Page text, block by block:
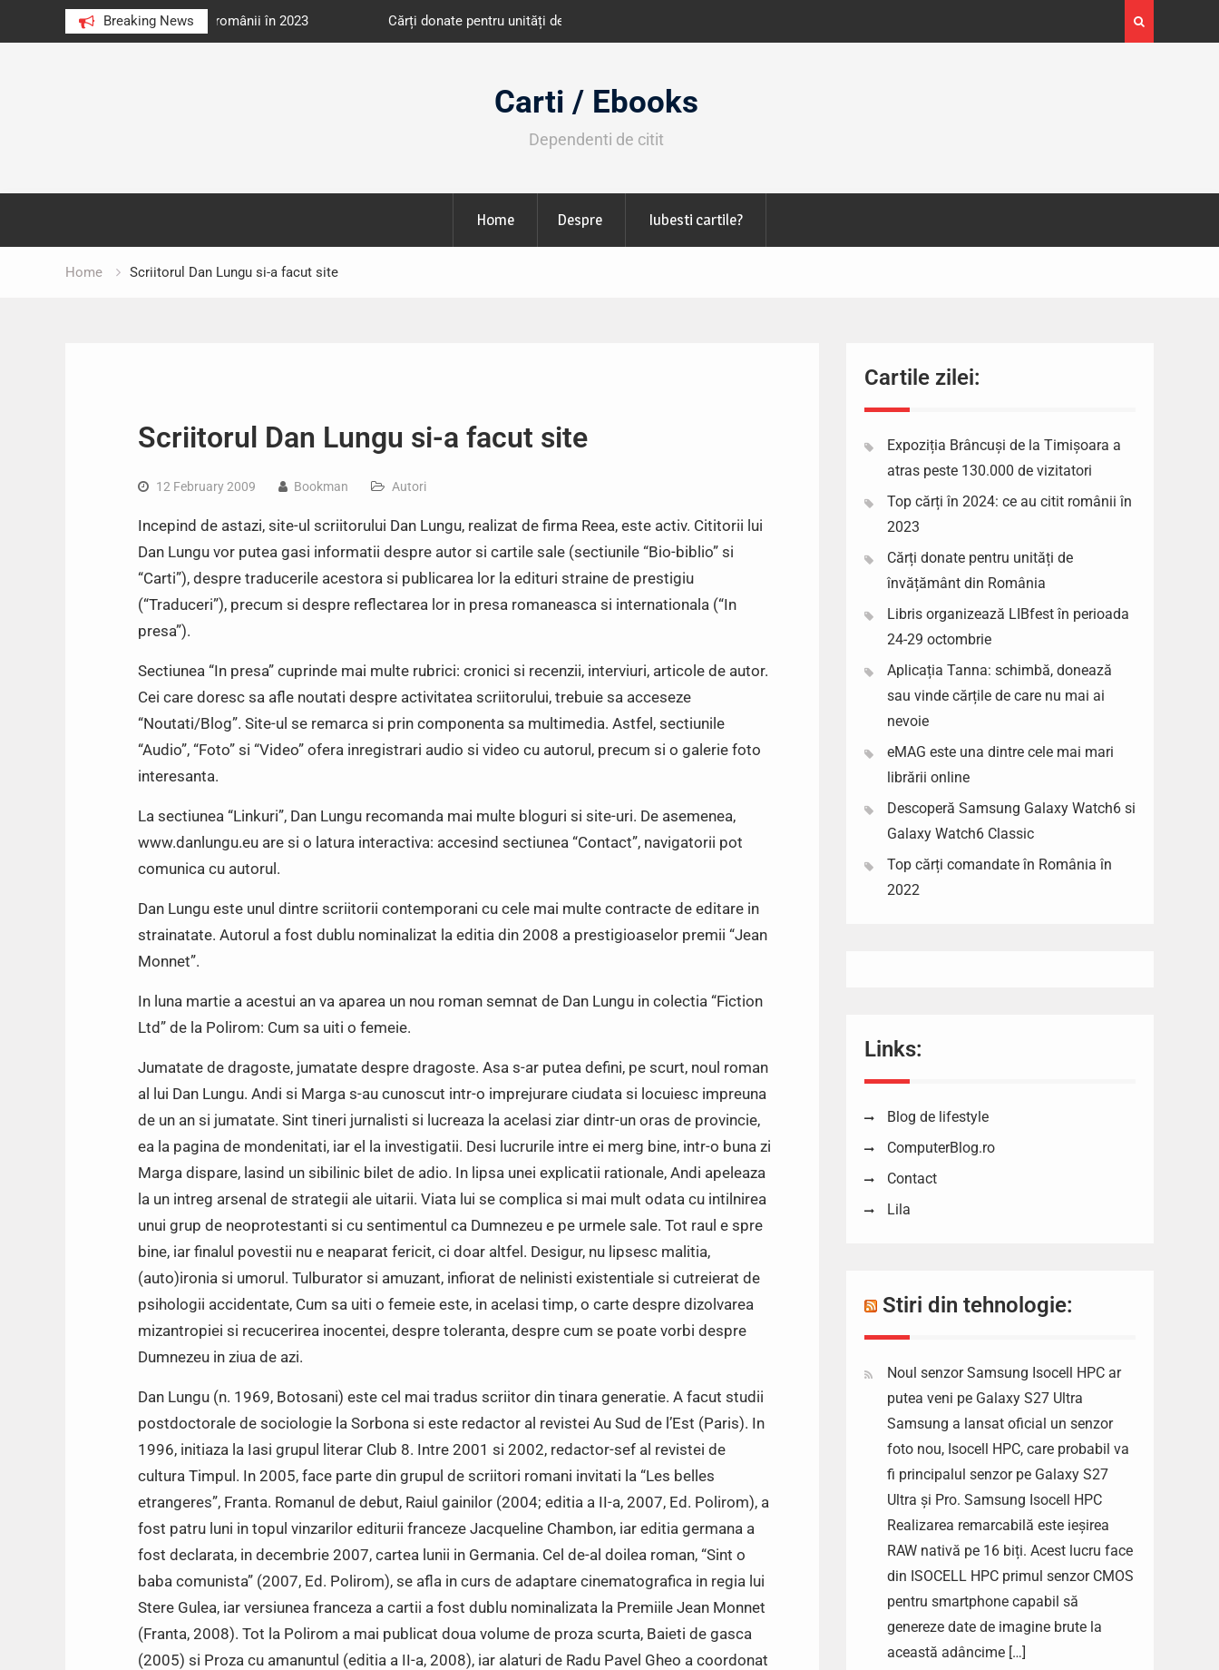
Breaking News
au citit românii în 2023 Cărți donate pentru unități de învățământ din România
octombrie
Expoziția Brâncuși de la Timișoara a atras peste
130.000 de vizitatori
Carti / Ebooks
Dependenti de citit
Home Despre Iubesti cartile?
Home Scriitorul Dan Lungu si-a facut site
Scriitorul Dan Lungu si-a facut site
12 February 2009 Bookman Autori
Incepind de astazi, site-ul scriitorului Dan Lungu, realizat de firma Reea, este activ. Cititorii lui
Dan Lungu vor putea gasi informatii despre autor si cartile sale (sectiunile “Bio-biblio” si
“Carti”), despre traducerile acestora si publicarea lor la edituri straine de prestigiu
(“Traduceri”), precum si despre reflectarea lor in presa romaneasca si internationala (“In
presa”).
Sectiunea “In presa” cuprinde mai multe rubrici: cronici si recenzii, interviuri, articole de autor.
Cei care doresc sa afle noutati despre activitatea scriitorului, trebuie sa acceseze
“Noutati/Blog”. Site-ul se remarca si prin componenta sa multimedia. Astfel, sectiunile
“Audio”, “Foto” si “Video” ofera inregistrari audio si video cu autorul, precum si o galerie foto
interesanta.
La sectiunea “Linkuri”, Dan Lungu recomanda mai multe bloguri si site-uri. De asemenea,
www.danlungu.eu are si o latura interactiva: accesind sectiunea “Contact”, navigatorii pot
comunica cu autorul.
Dan Lungu este unul dintre scriitorii contemporani cu cele mai multe contracte de editare in
strainatate. Autorul a fost dublu nominalizat la editia din 2008 a prestigioaselor premii “Jean
Monnet”.
In luna martie a acestui an va aparea un nou roman semnat de Dan Lungu in colectia “Fiction
Ltd” de la Polirom: Cum sa uiti o femeie.
Jumatate de dragoste, jumatate despre dragoste. Asa s-ar putea defini, pe scurt, noul roman
al lui Dan Lungu. Andi si Marga s-au cunoscut intr-o imprejurare ciudata si locuiesc impreuna
de un an si jumatate. Sint tineri jurnalisti si lucreaza la acelasi ziar dintr-un oras de provincie,
ea la pagina de mondenitati, iar el la investigatii. Desi lucrurile intre ei merg bine, intr-o buna zi
Marga dispare, lasind un sibilinic bilet de adio. In lipsa unei explicatii rationale, Andi apeleaza
la un intreg arsenal de strategii ale uitarii. Viata lui se complica si mai mult odata cu intilnirea
unui grup de neoprotestanti si cu sentimentul ca Dumnezeu e pe urmele sale. Tot raul e spre
bine, iar finalul povestii nu e neaparat fericit, ci doar altfel. Desigur, nu lipsesc malitia,
(auto)ironia si umorul. Tulburator si amuzant, infiorat de nelinisti existentiale si cutreierat de
psihologii accidentate, Cum sa uiti o femeie este, in acelasi timp, o carte despre dizolvarea
mizantropiei si recucerirea inocentei, despre toleranta, despre cum se poate vorbi despre
Dumnezeu in ziua de azi.
Dan Lungu (n. 1969, Botosani) este cel mai tradus scriitor din tinara generatie. A facut studii
postdoctorale de sociologie la Sorbona si este redactor al revistei Au Sud de l’Est (Paris). In
1996, initiaza la Iasi grupul literar Club 8. Intre 2001 si 2002, redactor-sef al revistei de
cultura Timpul. In 2005, face parte din grupul de scriitori romani invitati la “Les belles
etrangeres”, Franta. Romanul de debut, Raiul gainilor (2004; editia a II-a, 2007, Ed. Polirom), a
fost patru luni in topul vinzarilor editurii franceze Jacqueline Chambon, iar editia germana a
fost declarata, in decembrie 2007, cartea lunii in Germania. Cel de-al doilea roman, “Sint o
baba comunista” (2007, Ed. Polirom), se afla in curs de adaptare cinematografica in regia lui
Stere Gulea, iar versiunea franceza a cartii a fost dublu nominalizata la Premiile Jean Monnet
(Franta, 2008). Tot la Polirom a mai publicat doua volume de proza scurta, Baieti de gasca
(2005) si Proza cu amanuntul (editia a II-a, 2008), iar alaturi de Radu Pavel Gheo a coordonat
Cartile zilei:
Expoziția Brâncuși de la Timișoara a
atras peste 130.000 de vizitatori
Top cărți în 2024: ce au citit românii în
2023
Cărți donate pentru unități de
învățământ din România
Libris organizează LIBfest în perioada
24-29 octombrie
Aplicația Tanna: schimbă, donează
sau vinde cărțile de care nu mai ai
nevoie
eMAG este una dintre cele mai mari
librării online
Descoperă Samsung Galaxy Watch6 si
Galaxy Watch6 Classic
Top cărți comandate în România în
2022
Links:
Blog de lifestyle
ComputerBlog.ro
Contact
Lila
Stiri din tehnologie:
Noul senzor Samsung Isocell HPC ar
putea veni pe Galaxy S27 Ultra
Samsung a lansat oficial un senzor
foto nou, Isocell HPC, care probabil va
fi principalul senzor pe Galaxy S27
Ultra și Pro. Samsung Isocell HPC
Realizarea remarcabilă este ieșirea
RAW nativă pe 16 biți. Acest lucru face
din ISOCELL HPC primul senzor CMOS
pentru smartphone capabil să
genereze date de imagine brute la
această adâncime […]